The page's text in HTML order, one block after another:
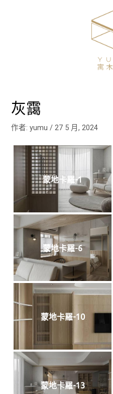
灰靄
作者:yumu/27 5 月, 2024
蒙地卡羅-1
蒙地卡羅-6
蒙地卡羅-10
蒙地卡羅-13